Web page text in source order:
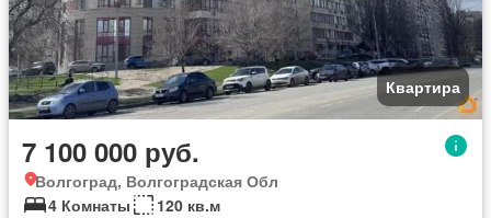
Квартира
7 100 000 руб.
Волгоград, Волгоградская Обл
4 Комнаты
120 кв.м